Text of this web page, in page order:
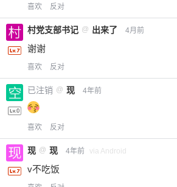
喜欢 反对
村党支部书记 @ 出来了 4月前
谢谢
喜欢 反对
已注销 @ 现 4年前
喜欢 反对
现 @ 现 4年前 via Android
v不吃饭